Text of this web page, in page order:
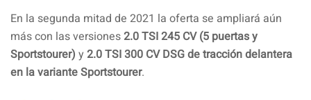
En la segunda mitad de 2021 la oferta se ampliará aún
más con las versiones2.0 TSI 245 CV (5 puertas y
Sportstourer) y 2.0 TSI 300 CV DSG de tracción delantera
en la variante Sportstourer.